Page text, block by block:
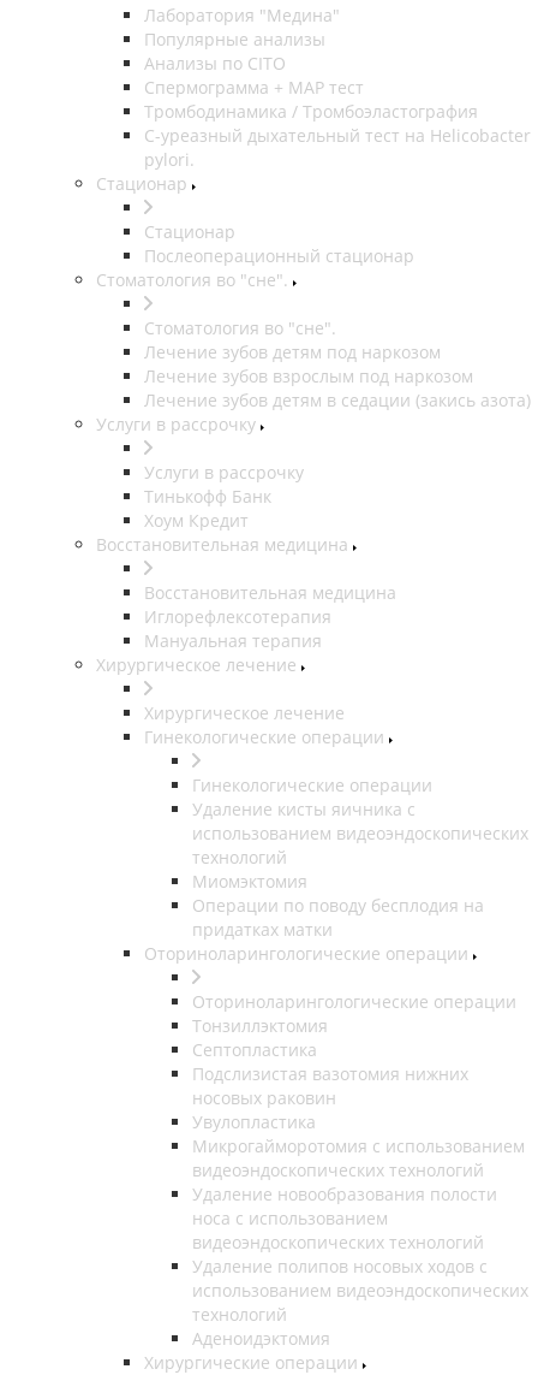
Лаборатория "Медина"
Популярные анализы
Анализы по CITO
Спермограмма + МАР тест
Тромбодинамика / Тромбоэластография
С-уреазный дыхательный тест на Helicobacter
pylori.
Стационар
Стационар
Послеоперационный стационар
Стоматология во "сне".
Стоматология во "сне".
Лечение зубов детям под наркозом
Лечение зубов взрослым под наркозом
Лечение зубов детям в седации (закись азота)
Услуги в рассрочку
Услуги в рассрочку
Тинькофф Банк
Хоум Кредит
Восстановительная медицина
Восстановительная медицина
Иглорефлексотерапия
Мануальная терапия
Хирургическое лечение
Хирургическое лечение
Гинекологические операции
Гинекологические операции
Удаление кисты яичника с
использованием видеоэндоскопических
технологий
Миомэктомия
Операции по поводу бесплодия на
придатках матки
Оториноларингологические операции
Оториноларингологические операции
Тонзиллэктомия
Септопластика
Подслизистая вазотомия нижних
носовых раковин
Увулопластика
Микрогайморотомия с использованием
видеоэндоскопических технологий
Удаление новообразования полости
носа с использованием
видеоэндоскопических технологий
Удаление полипов носовых ходов с
использованием видеоэндоскопических
технологий
Аденоидэктомия
Хирургические операции